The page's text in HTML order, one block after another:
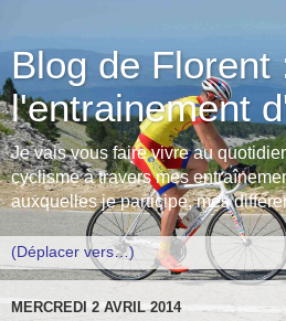
Blog de Florent
l'entrainement
Je vais vous faire vivre au
cyclisme à travers mes
auxquelles je participe, mes
MERCREDI 2 AVRIL 2014